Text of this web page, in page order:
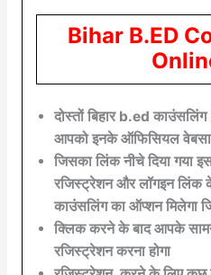
Bihar B.ED
दोस्तों बिहार b.ed
आपको इनके ऑफिसियल
जिसका लिंक नीचे दिया गया
रजिस्ट्रेशन और लॉगइन लिंक
काउंसलिंग का ऑप्शन मिलेगा
क्लिक करने के बाद आपके
रजिस्ट्रेशन करना होगा